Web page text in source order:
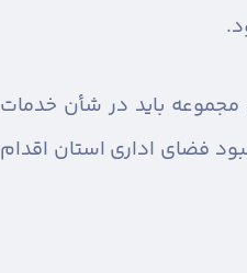
باید در شأن خدمات
فضای اداری استان اقدام